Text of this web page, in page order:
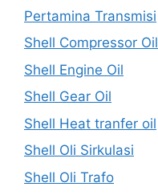
Pertamina Transmisi
Shell Compressor Oil
Shell Engine Oil
Shell Gear Oil
Shell Heat tranfer oil
Shell Oli Sirkulasi
Shell Oli Trafo